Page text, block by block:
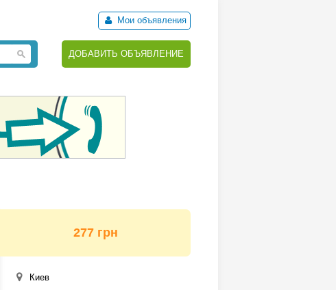
Мои объявления
ДОБАВИТЬ ОБЪЯВЛЕНИЕ
277 грн
Киев